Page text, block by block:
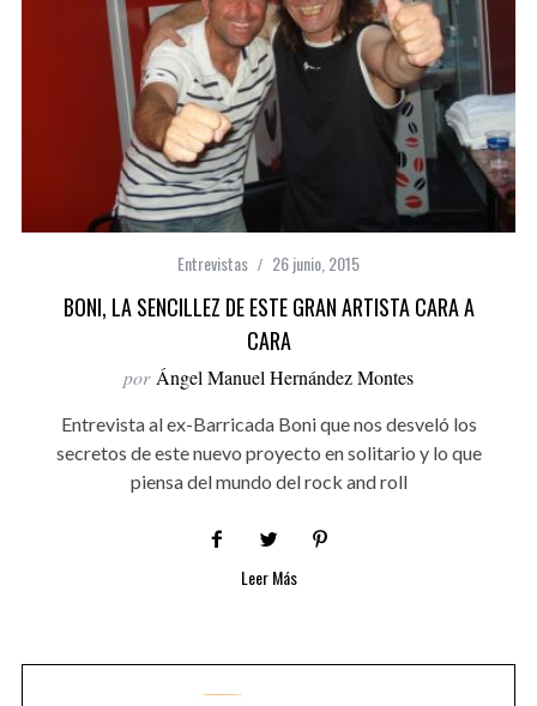
Entrevistas 26 junio, 2015
BONI, LA SENCILLEZ DE ESTE GRAN ARTISTA CARA A
CARA
por Ángel Manuel Hernández Montes
Entrevista al ex-Barricada Boni que nos desveló los
secretos de este nuevo proyecto en solitario y lo que
piensa del mundo del rock and roll
Leer Más